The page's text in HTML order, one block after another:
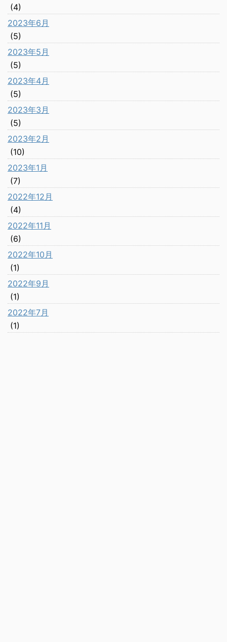
(4)
2023年6月
(5)
2023年5月
(5)
2023年4月
(5)
2023年3月
(5)
2023年2月
(10)
2023年1月
(7)
2022年12月
(4)
2022年11月
(6)
2022年10月
(1)
2022年9月
(1)
2022年7月
(1)